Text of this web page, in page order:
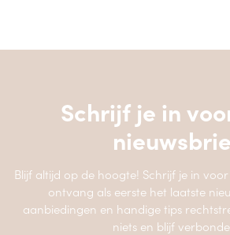
Schrijf je in
Blijf altijd op de hoogte! Schrijf je in
ontvang als eerste het laatste
aanbiedingen en handige tips
niets en blijf